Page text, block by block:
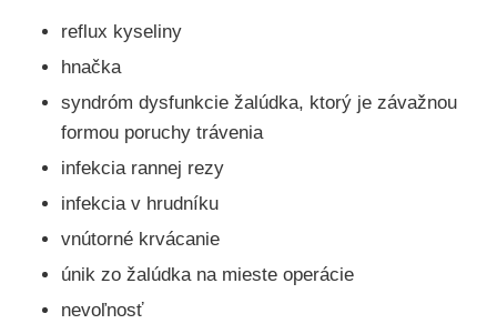
reflux kyseliny
hnačka
syndróm dysfunkcie žalúdka, ktorý je závažnou
formou poruchy trávenia
infekcia rannej rezy
infekcia v hrudníku
vnútorné krvácanie
únik zo žalúdka na mieste operácie
nevoľnosť